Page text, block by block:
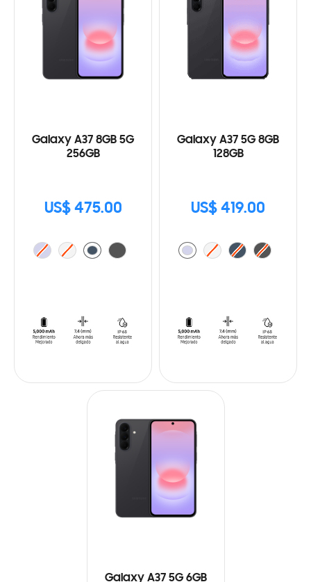
Galaxy A37 8GB 5G
256GB
US$ 475.00
Galaxy A37 5G 8GB
128GB
US$ 419.00
Galaxy A37 5G 6GB